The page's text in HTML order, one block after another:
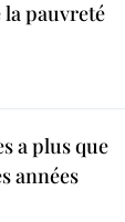
pauvreté
a plus que
années